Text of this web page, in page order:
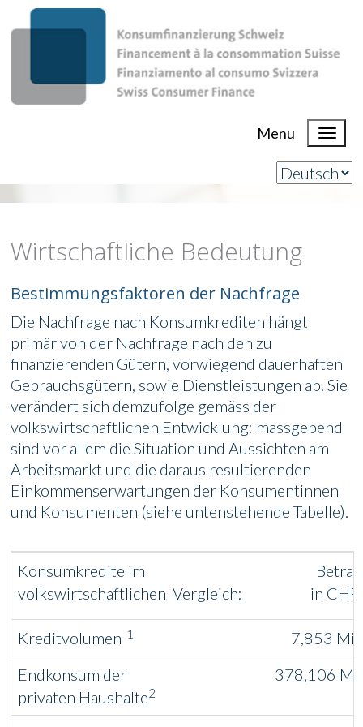
Menu
Wirtschaftliche Bedeutung
Bestimmungsfaktoren der Nachfrage
Die Nachfrage nach Konsumkrediten hängt
primär von der Nachfrage nach den zu
finanzierenden Gütern, vorwiegend dauerhaften
Gebrauchsgütern, sowie Dienstleistungen ab. Sie
verändert sich demzufolge gemäss der
volkswirtschaftlichen Entwicklung: massgebend
sind vor allem die Situation und Aussichten am
Arbeitsmarkt und die daraus resultierenden
Einkommenserwartungen der Konsumentinnen
und Konsumenten (siehe untenstehende Tabelle).
Konsumkredite im
volkswirtschaftlichen Vergleich:
in
Kreditvolumen 1
7,853
Endkonsum der
privaten Haushalte2
378,106